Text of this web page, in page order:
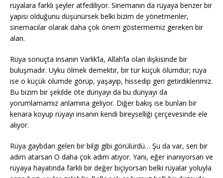
rüyalara farklı şeyler atfediliyor. Sinemanın da rüyaya benzer bir
yapısı olduğunu düşünürsek belki bizim de yönetmenler,
sinemacılar olarak daha çok önem göstermemiz gereken bir
alan.
Rüya sonuçta insanın Varlık’la, Allah’la olan ilişkisinde bir
buluşmadır. Uyku ölmek demektir, bir tür küçük ölümdür; rüya
ise o küçük ölümde görüp, yaşayıp, hissedip geri getirdiklerimiz.
Bu bizim bir şekilde öte dünyayı da bu dünyayı da
yorumlamamız anlamına geliyor. Diğer bakış ise bunları bir
kenara koyup rüyayı insanın kendi bireyselliği çerçevesinde ele
alıyor.
Rüya gaybdan gelen bir bilgi gibi görülürdü… Şu da var, sen bir
adım atarsan O daha çok adım atıyor. Yani, eğer inanıyorsan ve
rüyaya hayatında farklı bir değer biçiyorsan belki rüyalar yoluyla